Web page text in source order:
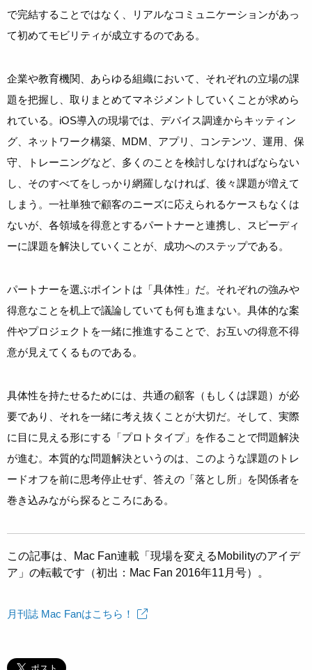
で完結することではなく、リアルなコミュニケーションがあっ
て初めてモビリティが成立するのである。
企業や教育機関、あらゆる組織において、それぞれの立場の課
題を把握し、取りまとめてマネジメントしていくことが求めら
れている。iOS導入の現場では、デバイス調達からキッティン
グ、ネットワーク構築、MDM、アプリ、コンテンツ、運用、保
守、トレーニングなど、多くのことを検討しなければならない
し、そのすべてをしっかり網羅しなければ、後々課題が増えて
しまう。一社単独で顧客のニーズに応えられるケースもなくは
ないが、各領域を得意とするパートナーと連携し、スピーディ
ーに課題を解決していくことが、成功へのステップである。
パートナーを選ぶポイントは「具体性」だ。それぞれの強みや
得意なことを机上で議論していても何も進まない。具体的な案
件やプロジェクトを一緒に推進することで、お互いの得意不得
意が見えてくるものである。
具体性を持たせるためには、共通の顧客（もしくは課題）が必
要であり、それを一緒に考え抜くことが大切だ。そして、実際
に目に見える形にする「プロトタイプ」を作ることで問題解決
が進む。本質的な問題解決というのは、このような課題のトレ
ードオフを前に思考停止せず、答えの「落とし所」を関係者を
巻き込みながら探るところにある。
この記事は、Mac Fan連載「現場を変えるMobilityのアイデ
ア」の転載です（初出：Mac Fan 2016年11月号）。
月刊誌 Mac Fanはこちら！